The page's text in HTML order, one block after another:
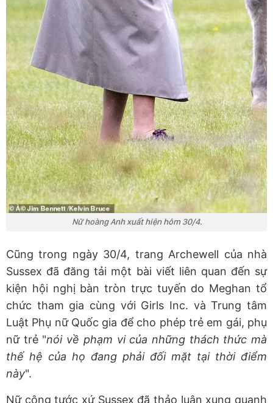
Nữ hoàng Anh xuất hiện hôm 30/4.
Cũng trong ngày 30/4, trang Archewell của nhà
Sussex đã đăng tải một bài viết liên quan đến sự
kiện hội nghị bàn tròn trực tuyến do Meghan tổ
chức tham gia cùng với Girls Inc. và Trung tâm
Luật Phụ nữ Quốc gia để cho phép trẻ em gái, phụ
nữ trẻ "nói về phạm vi của những thách thức mà
thế hệ của họ đang phải đối mặt tại thời điểm
này".
Nữ công tước xứ Sussex đã thảo luận xung quanh